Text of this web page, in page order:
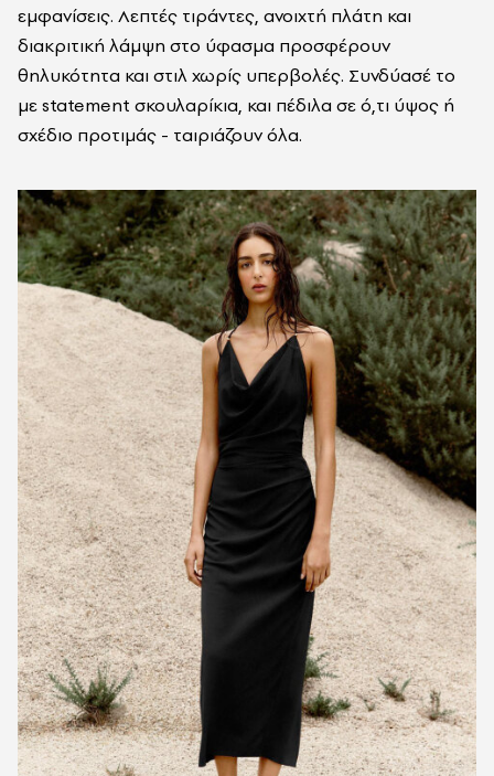
εμφανίσεις. Λεπτές τιράντες, ανοιχτή πλάτη και
διακριτική λάμψη στο ύφασμα προσφέρουν
θηλυκότητα και στιλ χωρίς υπερβολές. Συνδύασέ το
με statement σκουλαρίκια, και πέδιλα σε ό,τι ύψος ή
σχέδιο προτιμάς - ταιριάζουν όλα.